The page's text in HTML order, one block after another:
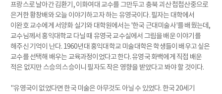
프랑스로 날아간 김환기, 이화여대 교수를 그만두고 충북 괴산 첩첩산중으로
은거한 황창배와 오늘 이야기하고자 하는 유영국이다. 필자는 대학에서
이완호 교수에게 서양화 실기와 대학원에서는 '한국 근대미술사'를 배웠는데,
교수님께서 홍익대학교 다닐 때 유영국 교수실에서 그림을 배운 이야기를
해주신 기억이 난다. 1960년대 홍익대학교 미술대학은 학생들이 배우고 싶은
교수를 선택해 배우는 교육과정이었다고 한다. 유영국 화백에게 직접 배운
적은 없지만 스승의 스승이니 필자도 작은 영향을 받았다고 봐야 할 것이다.
"유영국이 없었다면 한국 미술은 아무것도 아닐 수 있었다. 한국 20세기